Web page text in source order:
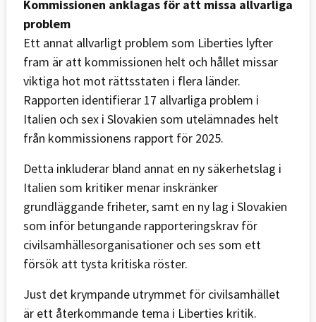
Kommissionen anklagas för att missa allvarliga
problem
Ett annat allvarligt problem som Liberties lyfter
fram är att kommissionen helt och hållet missar
viktiga hot mot rättsstaten i flera länder.
Rapporten identifierar 17 allvarliga problem i
Italien och sex i Slovakien som utelämnades helt
från kommissionens rapport för 2025.
Detta inkluderar bland annat en ny säkerhetslag i
Italien som kritiker menar inskränker
grundläggande friheter, samt en ny lag i Slovakien
som inför betungande rapporteringskrav för
civilsamhällesorganisationer och ses som ett
försök att tysta kritiska röster.
Just det krympande utrymmet för civilsamhället
är ett återkommande tema i Liberties kritik.